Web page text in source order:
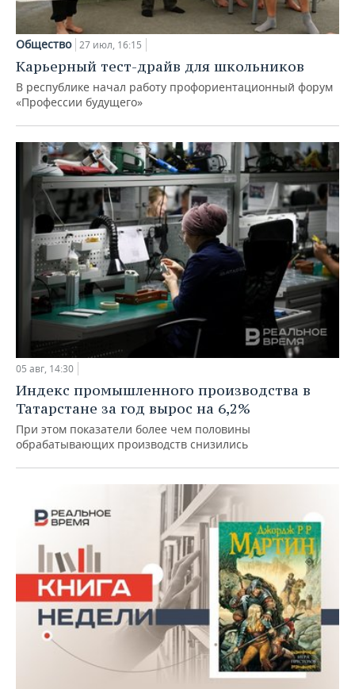
Общество 27 июл, 16:15
Карьерный тест-драйв для школьников
В республике начал работу профориентационный форум
«Профессии будущего»
05 авг, 14:30
Индекс промышленного производства в
Татарстане за год вырос на 6,2%
При этом показатели более чем половины
обрабатывающих производств снизились